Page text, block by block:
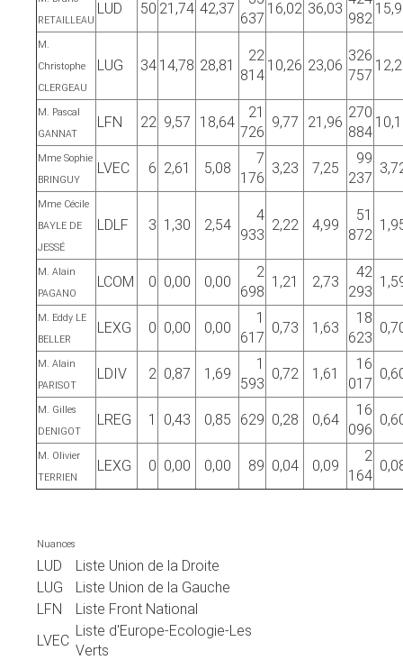
RETAILLEAU
LUD 50 21,74 42,37
637
16,02 36,03
982
M.
Christophe
CLERGEAU
LUG 34 14,78 28,81
22
814
10,26 23,06
326
757
M. Pascal
GANNAT
LFN 22 9,57 18,64
21
726
9,77 21,96
270
884
Mme Sophie
BRINGUY
LVEC 6 2,61 5,08
7
176
3,23 7,25
99
237
Mme Cécile
BAYLE DE
JESSÉ
LDLF 3 1,30 2,54
4
933
2,22 4,99
51
872
M. Alain
PAGANO
LCOM 0 0,00 0,00
2
698
1,21 2,73
42
293
M. Eddy LE
BELLER
LEXG 0 0,00 0,00
1
617
0,73 1,63
18
623
M. Alain
PARISOT
LDIV 2 0,87 1,69
1
593
0,72 1,61
16
017
M. Gilles
DENIGOT
LREG 1 0,43 0,85 629 0,28 0,64
16
096
M. Olivier
TERRIEN
LEXG 0 0,00 0,00 89 0,04 0,09
2
164
Nuances
LUD
Liste Union de la Droite
LUG
Liste Union de la Gauche
LFN
Liste Front National
LVEC
Liste d'Europe-Ecologie-Les
Verts